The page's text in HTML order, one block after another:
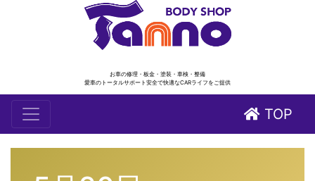
お車の修理・板金・塗装・車検・整備
愛車のトータルサポート安全で快適なCARライフをご提供
TOP